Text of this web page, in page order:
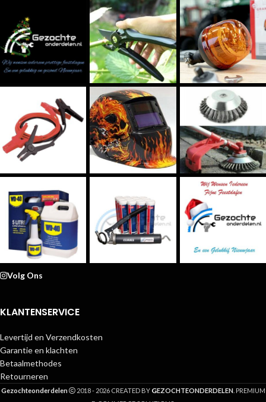
Volg Ons
KLANTENSERVICE
Levertijd en Verzendkosten
Garantie en klachten
Betaalmethodes
Retourneren
Gezochteonderdelen 2018 - 2026 CREATED BY GEZOCHTEONDERDELEN. PREMIUM